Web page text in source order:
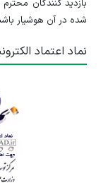
بازدید کنندگان
شده در آن هوشیار
نماد اعتماد